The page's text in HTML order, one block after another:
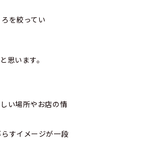
を絞ってい
思います。
い場所やお店の情
すイメージが一段